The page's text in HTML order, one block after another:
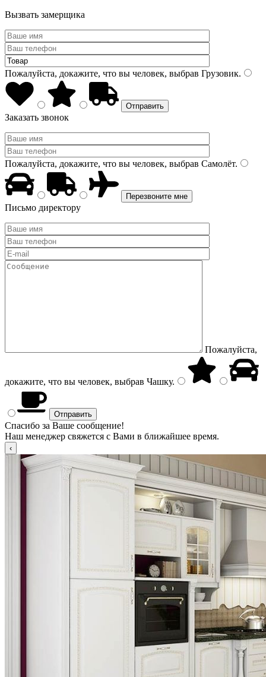
Вызвать замерщика
Пожалуйста, докажите, что вы человек, выбрав Грузовик.
Заказать звонок
Пожалуйста, докажите, что вы человек, выбрав Самолёт.
Письмо директору
Пожалуйста,
докажите, что вы человек, выбрав Чашку.
Спасибо за Ваше сообщение!
Наш менеджер свяжется с Вами в ближайшее время.